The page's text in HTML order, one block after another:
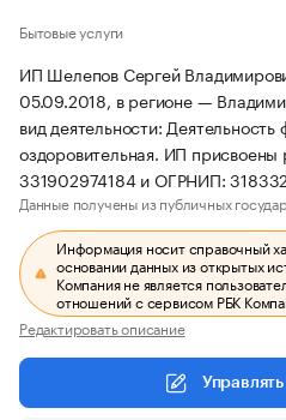
Бытовые услуги
ИП Шелепов Сергей
05.09.2018, в регионе —
вид деятельности: Деятельность
оздоровительная. ИП
331902974184 и ОГРНИП:
Данные получены из публичных
Информация носит справочный
основании данных из открытых
Компания не является
отношений с сервисом РБК
Редактировать описание